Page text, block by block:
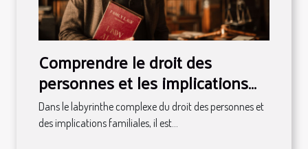
Comprendre le droit des
personnes et les implications
familiales
Dans le labyrinthe complexe du droit des personnes et
des implications familiales, il est...